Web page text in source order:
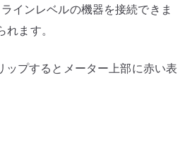
インレベルの機器を接続できま
ます。
プするとメーター上部に赤い表